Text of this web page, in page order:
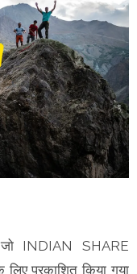
INDIAN SHARE
प्रकाशित किया गया